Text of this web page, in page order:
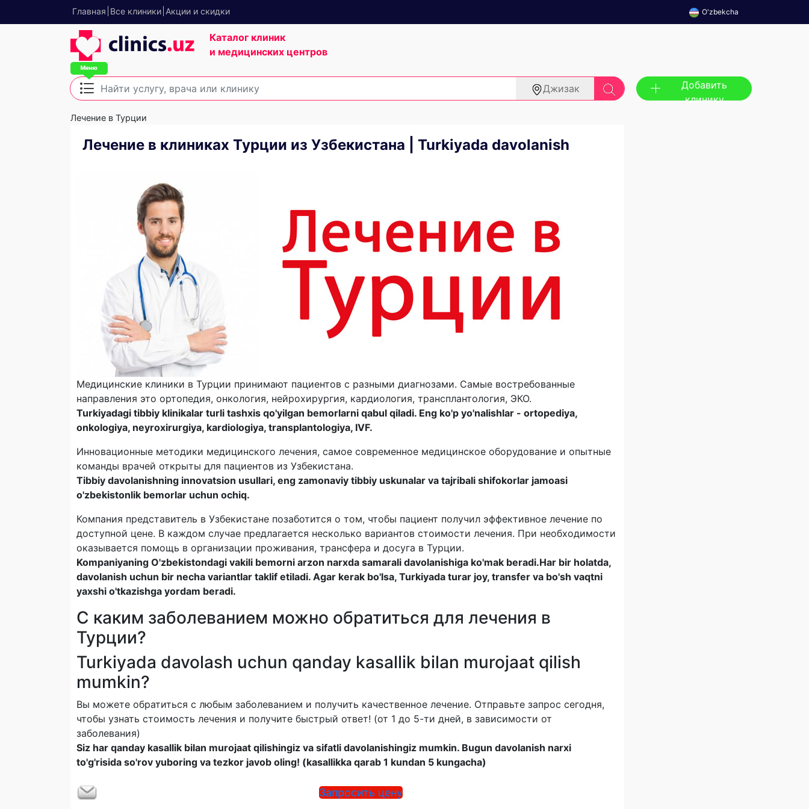
Главная Все клиники Акции и скидки O'zbekcha
Каталог клиник
и медицинских центров
Джизак
Добавить
клинику
Лечение в Турции
Лечение в клиниках Турции из Узбекистана | Turkiyada davolanish
Медицинские клиники в Турции принимают пациентов с разными диагнозами. Самые востребованные
направления это ортопедия, онкология, нейрохирургия, кардиология, трансплантология, ЭКО.
Turkiyadagi tibbiy klinikalar turli tashxis qo'yilgan bemorlarni qabul qiladi. Eng ko'p yo'nalishlar - ortopediya,
onkologiya, neyroxirurgiya, kardiologiya, transplantologiya, IVF.
Инновационные методики медицинского лечения, самое современное медицинское оборудование и опытные
команды врачей открыты для пациентов из Узбекистана.
Tibbiy davolanishning innovatsion usullari, eng zamonaviy tibbiy uskunalar va tajribali shifokorlar jamoasi
o'zbekistonlik bemorlar uchun ochiq.
Компания представитель в Узбекистане позаботится о том, чтобы пациент получил эффективное лечение по
доступной цене. В каждом случае предлагается несколько вариантов стоимости лечения. При необходимости
оказывается помощь в организации проживания, трансфера и досуга в Турции.
Kompaniyaning O'zbekistondagi vakili bemorni arzon narxda samarali davolanishiga ko'mak beradi.Har bir holatda,
davolanish uchun bir necha variantlar taklif etiladi. Agar kerak bo'lsa, Turkiyada turar joy, transfer va bo'sh vaqtni
yaxshi o'tkazishga yordam beradi.
С каким заболеванием можно обратиться для лечения в
Турции?
Turkiyada davolash uchun qanday kasallik bilan murojaat qilish
mumkin?
Вы можете обратиться с любым заболеванием и получить качественное лечение. Отправьте запрос сегодня,
чтобы узнать стоимость лечения и получите быстрый ответ! (от 1 до 5-ти дней, в зависимости от
заболевания)
Siz har qanday kasallik bilan murojaat qilishingiz va sifatli davolanishingiz mumkin. Bugun davolanish narxi
to'g'risida so'rov yuboring va tezkor javob oling! (kasallikka qarab 1 kundan 5 kungacha)
Запросить цену